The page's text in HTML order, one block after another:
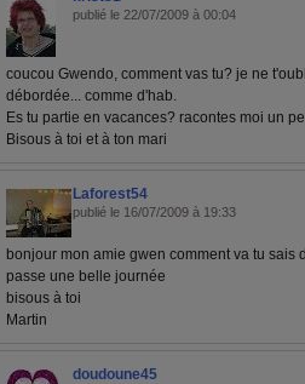
publié le 22/07/2009 à 00:04
coucou Gwendo, comment vas tu? je ne
débordée... comme d'hab.
Es tu partie en vacances? racontes moi un
Bisous à toi et à ton mari
Laforest54
publié le 16/07/2009 à 19:33
bonjour mon amie gwen comment va tu sais
passe une belle journée
bisous à toi
Martin
doudoune45